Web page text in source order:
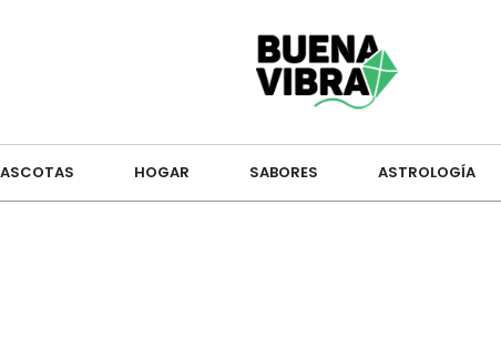
HOGAR SABORES ASTROLOGÍA